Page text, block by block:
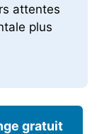
attentes
plus
gratuit